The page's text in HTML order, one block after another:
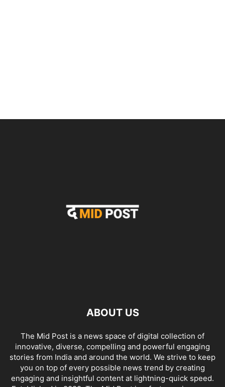
ABOUT US
The Mid Post is a news space of digital collection of
innovative, diverse, compelling and powerful engaging
stories from India and around the world. We strive to keep
you on top of every possible news trend by creating
engaging and insightful content at lightning-quick speed.